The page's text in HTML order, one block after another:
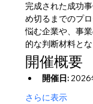
完成された成功
め切るまでのプ
悩む企業や、事
的な判断材料とな
開催概要
開催日: 2026
さらに表示